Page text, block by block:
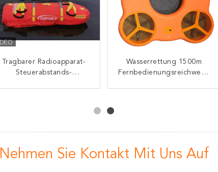
Wasserrettung
Rettungspersonal
Elektrische
Tragbarer Radioapparat-
Steuerabstands-
Wasserrettung 1500m
Fernbedienungsreichweite
Nehmen Sie Kontakt Mit Uns Auf